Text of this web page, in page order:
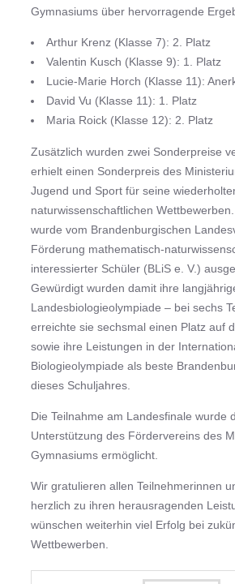
Gymnasiums über hervorragende
Arthur Krenz (Klasse 7): 2. Platz
Valentin Kusch (Klasse 9): 1. Platz
Lucie-Marie Horch (Klasse 11):
David Vu (Klasse 11): 1. Platz
Maria Roick (Klasse 12): 2. Platz
Zusätzlich wurden zwei Sonderpreise
erhielt einen Sonderpreis des
Jugend und Sport für seine
naturwissenschaftlichen
wurde vom Brandenburgischen
Förderung mathematisch-
interessierter Schüler (BLiS e. V.)
Gewürdigt wurden damit ihre
Landesbiologieolympiade – bei sechs
erreichte sie sechsmal einen Platz auf
sowie ihre Leistungen in der
Biologieolympiade als beste
dieses Schuljahres.
Die Teilnahme am Landesfinale wurde
Unterstützung des Fördervereins des
Gymnasiums ermöglicht.
Wir gratulieren allen Teilnehmerinnen
herzlich zu ihren herausragenden
wünschen weiterhin viel Erfolg bei
Wettbewerben.